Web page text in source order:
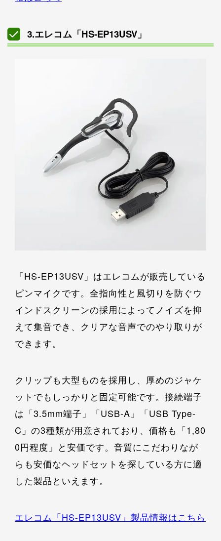
3.エレコム「HS-EP13USV」
「HS-EP13USV」はエレコムが販売している
ピンマイクです。全指向性と風切りを防ぐウ
インドスクリーンの採用によってノイズを抑
えて集音でき、クリアな音声でのやり取りが
できます。
クリップも大型ものを採用し、厚めのジャケ
ットでもしっかりと固定可能です。接続端子
は「3.5mm端子」「USB-A」「USB Type-
C」の3種類が用意されており、価格も「1,80
0円程度」と安価です。音質にこだわりなが
らも安価なヘッドセットを探している方に適
した製品といえます。
エレコム「HS-EP13USV」製品情報はこちら